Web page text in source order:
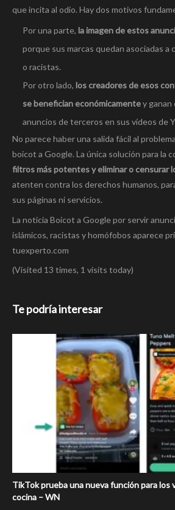
que incita al odio. Hay dos motivos
Por una parte, la imagen de estos
porque sus marcas quedan asociadas
o racistas.
Por otro lado, los creadores de esos
se benefician económicamentey ganan
anuncios de terceros en sus vídeos de
No parece haber una salida fácil al
boicot a Google. La única solución para la
filtros más potentes y eliminar o censurar
atenten contra los derechos humanos,
sus páginas ni servicios.
La noticia Boicot a Google por servir
islámicos, racistas y homófobos aparece
tuexperto.com
(Visited 13 times, 1 visits today)
Te podría interesar
TikTok prueba una nueva función para los
cocina – WN